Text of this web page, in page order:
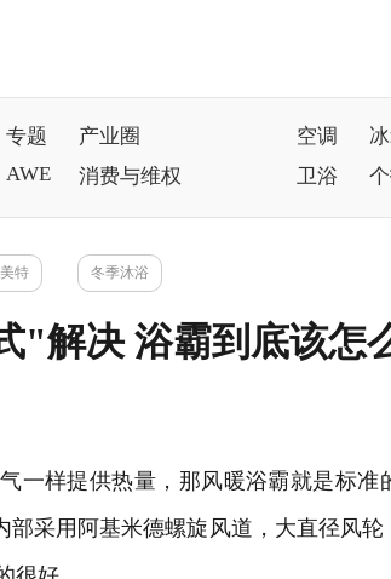
专题
产业圈
AWE 消费与维权
空调
卫浴
特 冬季沐浴
解决 浴霸到底该怎
样提供热量，那风暖浴霸就是标准
部采用阿基米德螺旋风道，大直径风